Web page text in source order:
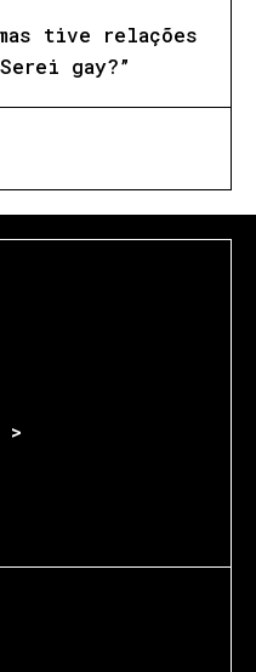
tive relações
gay?”
>